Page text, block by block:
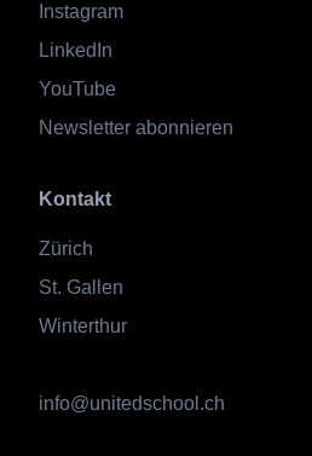
Instagram
LinkedIn
YouTube
Newsletter abonnieren
Kontakt
Zürich
St. Gallen
Winterthur
info@unitedschool.ch